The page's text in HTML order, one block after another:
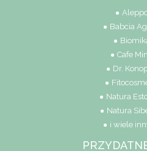
Babcia
Cafe
Dr.
Natura
Natura
i wiele